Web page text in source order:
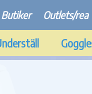
Butiker Outlets/rea